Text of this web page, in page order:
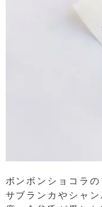
ボンボンショコラ
サブランカやシャ